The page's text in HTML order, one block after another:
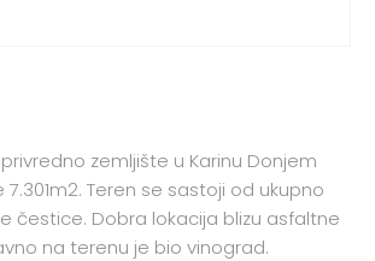
zemljište u Karinu Donjem
Teren se sastoji od ukupno
čestice. Dobra lokacija blizu asfaltne
na terenu je bio vinograd.